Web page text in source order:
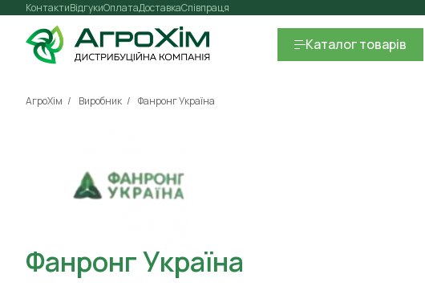
Контакти Оплата
Відгуки ДоставкаСпівпраця
Каталогтоварів
АгроХім Виробник Фанронг Україна
Фанронг Україна